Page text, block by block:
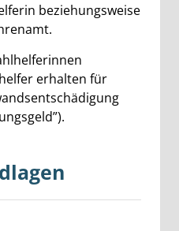
beziehungsweise
erhalten für